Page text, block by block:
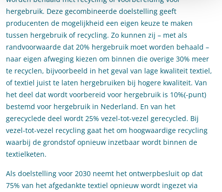
hergebruik. Deze gecombineerde doelstelling geeft
producenten de mogelijkheid een eigen keuze te maken
tussen hergebruik of recycling. Zo kunnen zij – met als
randvoorwaarde dat 20% hergebruik moet worden behaald –
naar eigen afweging kiezen om binnen die overige 30% meer
te recyclen, bijvoorbeeld in het geval van lage kwaliteit textiel,
of textiel juist te laten hergebruiken bij hogere kwaliteit. Van
het deel dat wordt voorbereid voor hergebruik is 10%(-punt)
bestemd voor hergebruik in Nederland. En van het
gerecyclede deel wordt 25% vezel-tot-vezel gerecycled. Bij
vezel-tot-vezel recycling gaat het om hoogwaardige recycling
waarbij de grondstof opnieuw inzetbaar wordt binnen de
textielketen.
Als doelstelling voor 2030 neemt het ontwerpbesluit op dat
75% van het afgedankte textiel opnieuw wordt ingezet via